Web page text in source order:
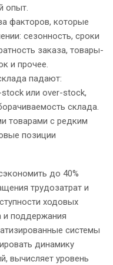
опыт.
факторов, которые
сезонность, сроки
заказа, товары-
и прочее.
падают:
или over-stock,
склада.
товарами с редким
позиции
до 40%
трудозатрат и
ходовых
и поддержания
системы
динамику
вычисляет уровень